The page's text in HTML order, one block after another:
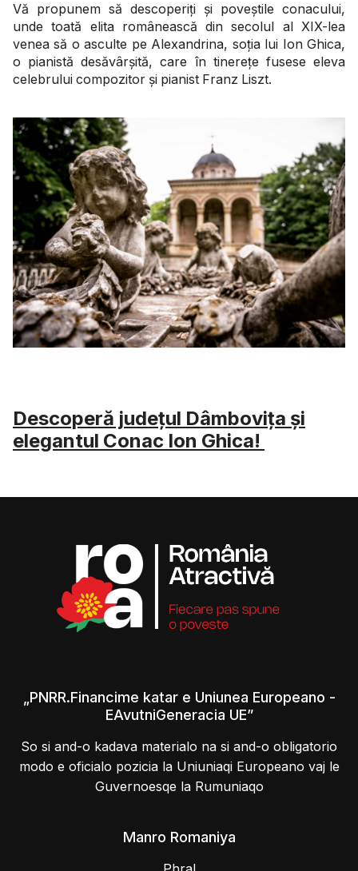
Vă propunem să descoperiți și poveștile conacului,
unde toată elita românească din secolul al XIX-lea
venea să o asculte pe Alexandrina, soția lui Ion Ghica,
o pianistă desăvârșită, care în tinerețe fusese eleva
celebrului compozitor și pianist Franz Liszt.
Descoperă județul Dâmbovița și
elegantul Conac Ion Ghica!
„PNRR.Financime katar e Uniunea Europeano -
EAvutniGeneracia UE”
So si and-o kadava materialo na si and-o obligatorio
modo e oficialo pozicia la Uniuniaqi Europeano vaj le
Guvernoesqe la Rumuniaqo
Manro Romaniya